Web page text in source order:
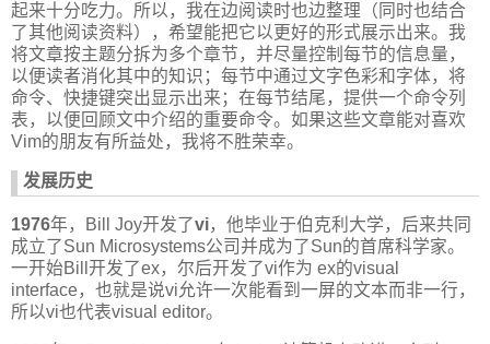
起来十分吃力。所以，我在边阅读时也边整理（同时也结合
了其他阅读资料），希望能把它以更好的形式展示出来。我
将文章按主题分拆为多个章节，并尽量控制每节的信息量，
以便读者消化其中的知识；每节中通过文字色彩和字体，将
命令、快捷键突出显示出来；在每节结尾，提供一个命令列
表，以便回顾文中介绍的重要命令。如果这些文章能对喜欢
Vim的朋友有所益处，我将不胜荣幸。
发展历史
1976年，Bill Joy开发了vi，他毕业于伯克利大学，后来共同
成立了Sun Microsystems公司并成为了Sun的首席科学家。
一开始Bill开发了ex，尔后开发了vi作为 ex的visual
interface，也就是说vi允许一次能看到一屏的文本而非一行，
所以vi也代表visual editor。